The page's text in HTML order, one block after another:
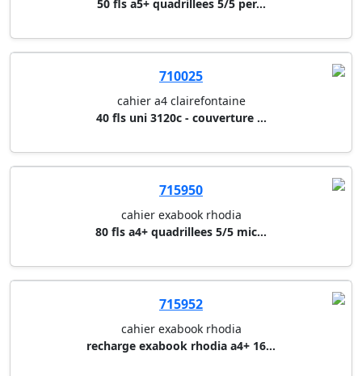
cahier exabook rhodia
recharge exabook rhodia a4+ 16...
cahier a4 clairefontaine
40 fls quadrillees 10/10 avec ...
cahier a4 clairefontaine
60 fls quadrillees 5/5 avec ma...